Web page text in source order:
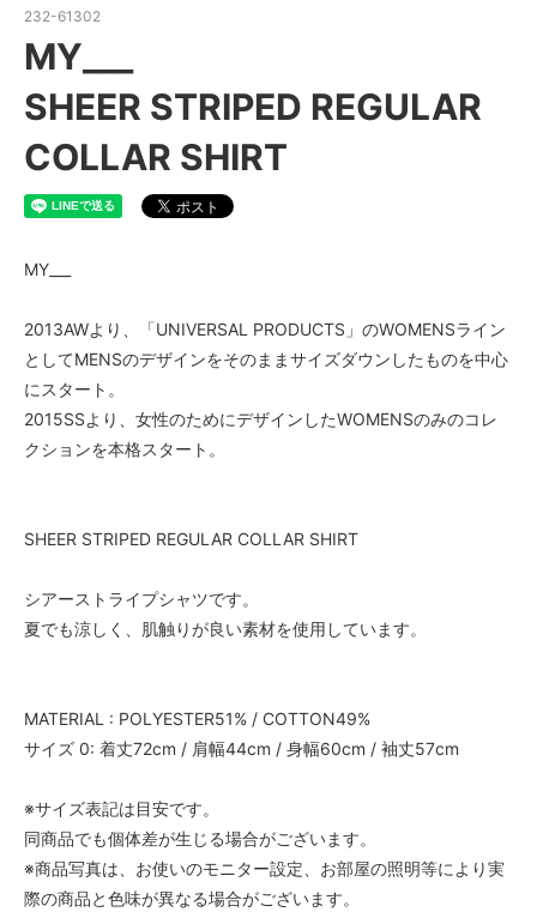
232-61302
MY___
SHEER STRIPED REGULAR
COLLAR SHIRT
MY___
2013AWより、「UNIVERSAL PRODUCTS」のWOMENSライン
としてMENSのデザインをそのままサイズダウンしたものを中心
にスタート。
2015SSより、女性のためにデザインしたWOMENSのみのコレ
クションを本格スタート。
SHEER STRIPED REGULAR COLLAR SHIRT
シアーストライプシャツです。
夏でも涼しく、肌触りが良い素材を使用しています。
MATERIAL : POLYESTER51% / COTTON49%
サイズ 0: 着丈72cm / 肩幅44cm / 身幅60cm / 袖丈57cm
※サイズ表記は目安です。
同商品でも個体差が生じる場合がございます。
※商品写真は、お使いのモニター設定、お部屋の照明等により実
際の商品と色味が異なる場合がございます。